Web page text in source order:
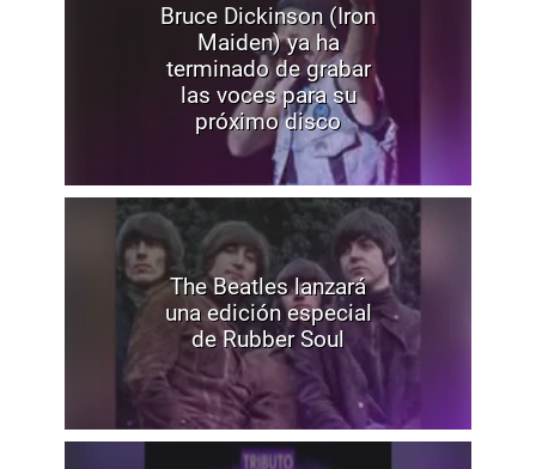
Bruce Dickinson (Iron
Maiden) ya ha
terminado de grabar
las voces para su
próximo disco
The Beatles lanzará
una edición especial
de Rubber Soul